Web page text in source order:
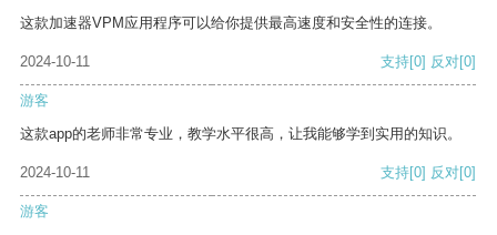
这款加速器VPM应用程序可以给你提供最高速度和安全性的连接。
2024-10-11 支持[0] 反对[0]
游客
这款app的老师非常专业，教学水平很高，让我能够学到实用的知识。
2024-10-11 支持[0] 反对[0]
游客